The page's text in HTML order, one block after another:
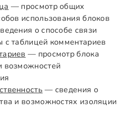
— просмотр общих
использования блоков
о способе связи
с таблицей комментариев
— просмотр блока
возможностей
— сведения о
и возможностях изоляции